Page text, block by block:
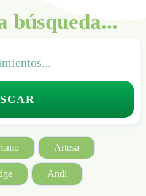
búsqueda...
Artesa
Andi